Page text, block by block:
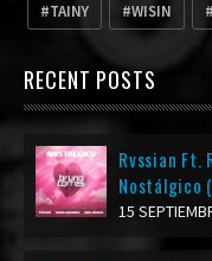
TAINY WISIN
RECENT POSTS
Rvssian Ft.
Nostálgico
15